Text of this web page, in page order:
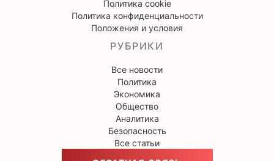
Политика cookie
Политика конфиденциальности
Положения и условия
РУБРИКИ
Все новости
Политика
Экономика
Общество
Аналитика
Безопасность
Все статьи